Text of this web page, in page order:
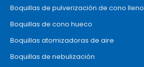
Boquillas de pulverización de cono lleno
Boquillas de cono hueco
Boquillas atomizadoras de aire
Boquillas de nebulización